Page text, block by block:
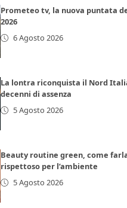
Prometeo tv, la nuova puntata
2026
6 Agosto 2026
La lontra riconquista il Nord
decenni di assenza
5 Agosto 2026
Beauty routine green, come
rispettoso per l’ambiente
5 Agosto 2026